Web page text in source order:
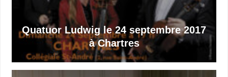
Quatuor Ludwig le 24 septembre 2017
à Chartres